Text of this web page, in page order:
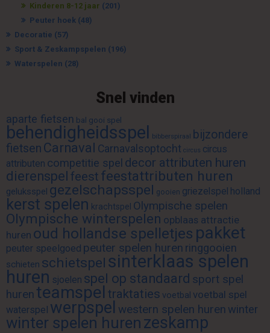
Kinderen 8-12 jaar (201)
Peuter hoek (48)
Decoratie (57)
Sport & Zeskampspelen (196)
Waterspelen (28)
Snel vinden
aparte fietsen bal gooi spel
behendigheidsspel bibberspiraal bijzondere
fietsen Carnaval Carnavalsoptocht circus circus
attributen competitie spel decor attributen huren
dierenspel feest feestattributen huren
geluksspel gezelschapsspel gooien griezelspel holland
kerst spelen krachtspel Olympische spelen
Olympische winterspelen opblaas attractie
huren oud hollandse spelletjes pakket
peuter speelgoed peuter spelen huren ringgooien
schieten schietspel sinterklaas spelen
huren sjoelen spel op standaard sport spel
huren teamspel traktaties voetbal voetbal spel
waterspel werpspel western spelen huren winter
winter spelen huren zeskamp